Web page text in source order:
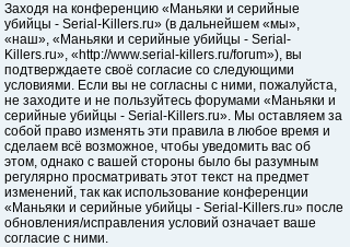
Заходя на конференцию «Маньяки и серийные
убийцы - Serial-Killers.ru» (в дальнейшем «мы»,
«наш», «Маньяки и серийные убийцы - Serial-
Killers.ru», «http://www.serial-killers.ru/forum»), вы
подтверждаете своё согласие со следующими
условиями. Если вы не согласны с ними, пожалуйста,
не заходите и не пользуйтесь форумами «Маньяки и
серийные убийцы - Serial-Killers.ru». Мы оставляем за
собой право изменять эти правила в любое время и
сделаем всё возможное, чтобы уведомить вас об
этом, однако с вашей стороны было бы разумным
регулярно просматривать этот текст на предмет
изменений, так как использование конференции
«Маньяки и серийные убийцы - Serial-Killers.ru» после
обновления/исправления условий означает ваше
согласие с ними.